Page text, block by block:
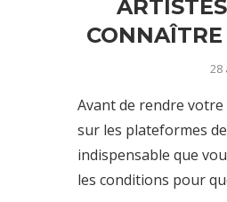
28
Avant de rendre
sur les plateformes
indispensable que
les conditions pour